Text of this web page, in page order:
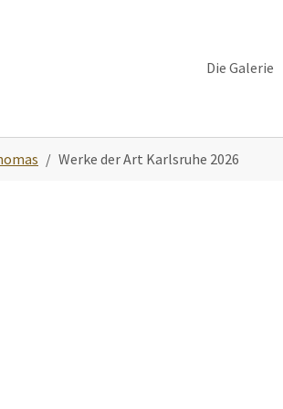
Die Galerie
Werke der Art Karlsruhe 2026